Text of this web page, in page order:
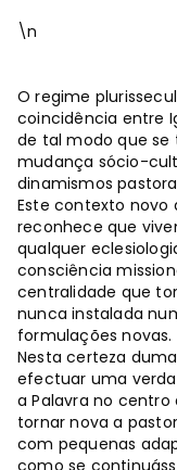
\n
O regime
coincidência entre
de tal modo que se
mudança sócio-
dinamismos
Este contexto
reconhece que
qualquer
consciência
centralidade que
nunca instalada
formulações novas.
Nesta certeza
efectuar uma
a Palavra no
tornar nova a
com pequenas
como se